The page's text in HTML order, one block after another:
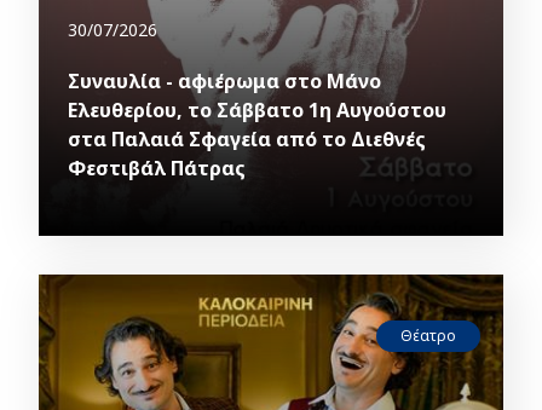
30/07/2026
Συναυλία - αφιέρωμα στο Μάνο
Ελευθερίου, το Σάββατο 1η Αυγούστου
στα Παλαιά Σφαγεία από το Διεθνές
Φεστιβάλ Πάτρας
Θέατρο